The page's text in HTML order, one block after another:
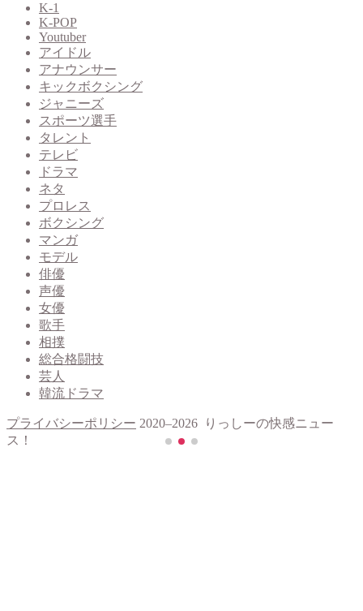
K-1
K-POP
Youtuber
アイドル
アナウンサー
キックボクシング
ジャニーズ
スポーツ選手
タレント
テレビ
ドラマ
ネタ
プロレス
ボクシング
マンガ
モデル
俳優
声優
女優
歌手
相撲
総合格闘技
芸人
韓流ドラマ
プライバシーポリシー 2020–2026 りっしーの快感ニュー
ス！